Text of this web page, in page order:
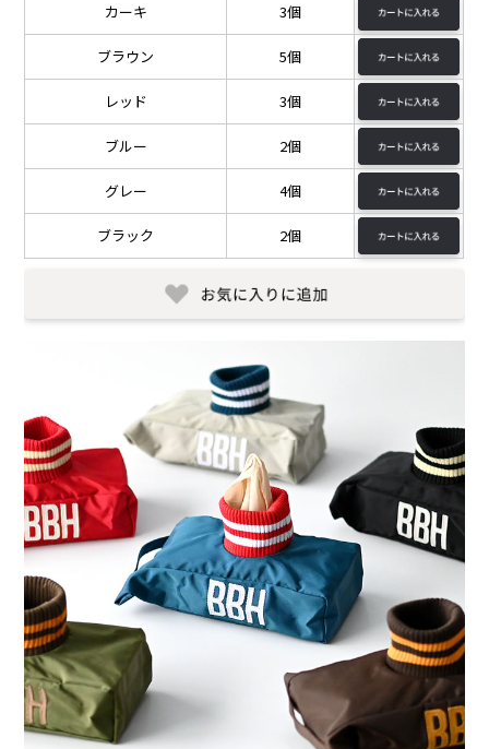
カーキ 3個
ブラウン 5個
レッド 3個
ブルー 2個
グレー 4個
ブラック 2個